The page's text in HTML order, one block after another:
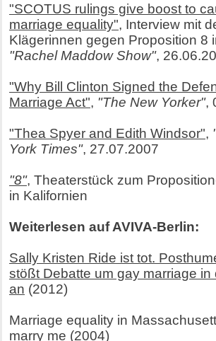
"SCOTUS rulings give boost to
marriage equality", Interview mit
Klägerinnen gegen Proposition 8
"Rachel Maddow Show",
"Why Bill Clinton Signed the
Marriage Act", "The New Yorker",
"Thea Spyer and Edith Windsor",
York Times", 27.07.2007
"8", Theaterstück zum
in Kalifornien
Weiterlesen auf AVIVA-Berlin:
Sally Kristen Ride ist tot.
stößt Debatte um gay marriage in
an (2012)
Marriage equality in
marry me (2004)